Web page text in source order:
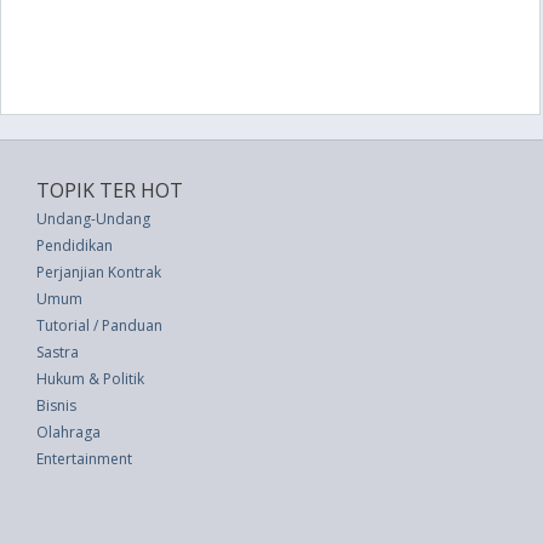
TOPIK TER HOT
Undang-Undang
Pendidikan
Perjanjian Kontrak
Umum
Tutorial / Panduan
Sastra
Hukum & Politik
Bisnis
Olahraga
Entertainment